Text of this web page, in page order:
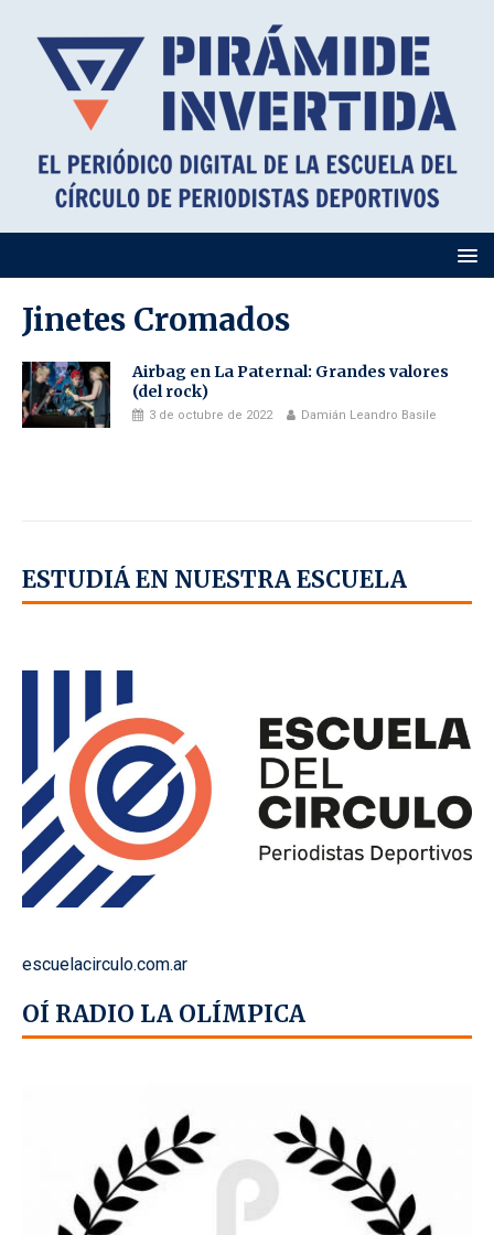
Jinetes Cromados
Airbag en La Paternal: Grandes valores
(del rock)
3 de octubre de 2022 Damián Leandro Basile
ESTUDIÁ EN NUESTRA ESCUELA
escuelacirculo.com.ar
OÍ RADIO LA OLÍMPICA